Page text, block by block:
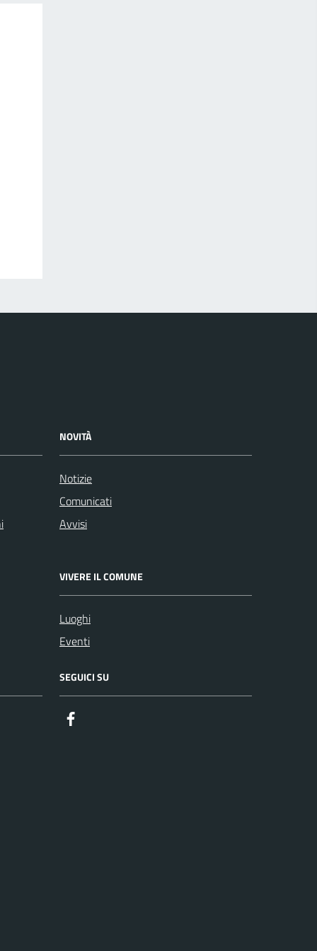
NOVITÀ
Notizie
Comunicati
Avvisi
VIVERE IL COMUNE
Luoghi
Eventi
SEGUICI SU